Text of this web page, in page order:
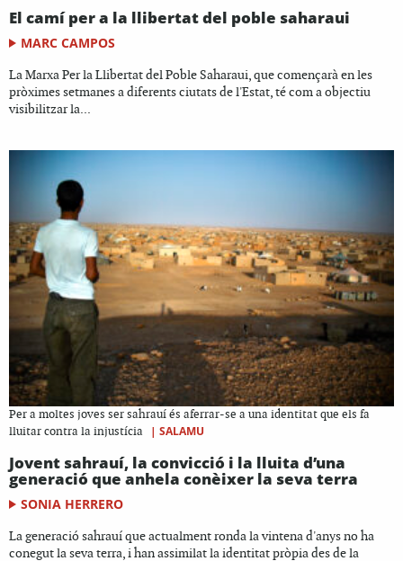
El camí per a la llibertat del poble saharaui
MARC CAMPOS
La Marxa Per la Llibertat del Poble Saharaui, que començarà en les
pròximes setmanes a diferents ciutats de l'Estat, té com a objectiu
visibilitzar la...
Per a moltes joves ser sahrauí és aferrar-se a una identitat que els fa
lluitar contra la injustícia
| SALAMU
Jovent sahrauí, la convicció i la lluita d’una
generació que anhela conèixer la seva terra
SONIA HERRERO
La generació sahrauí que actualment ronda la vintena d'anys no ha
conegut la seva terra, i han assimilat la identitat pròpia des de la